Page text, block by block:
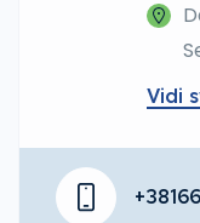
Vidi